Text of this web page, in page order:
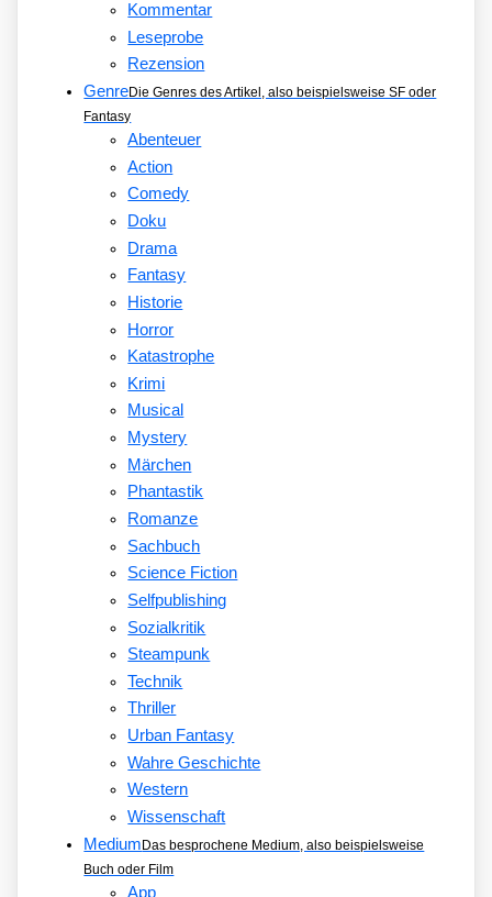
Kommentar
Leseprobe
Rezension
GenreDie Genres des Artikel, also beispielsweise SF oder
Fantasy
Abenteuer
Action
Comedy
Doku
Drama
Fantasy
Historie
Horror
Katastrophe
Krimi
Musical
Mystery
Märchen
Phantastik
Romanze
Sachbuch
Science Fiction
Selfpublishing
Sozialkritik
Steampunk
Technik
Thriller
Urban Fantasy
Wahre Geschichte
Western
Wissenschaft
MediumDas besprochene Medium, also beispielsweise
Buch oder Film
App